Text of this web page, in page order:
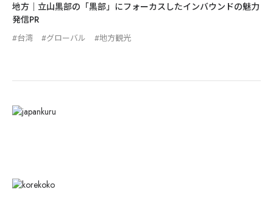
地方｜立山黒部の「黒部」にフォーカスしたインバウンドの魅力
発信PR
台湾 グローバル 地方観光